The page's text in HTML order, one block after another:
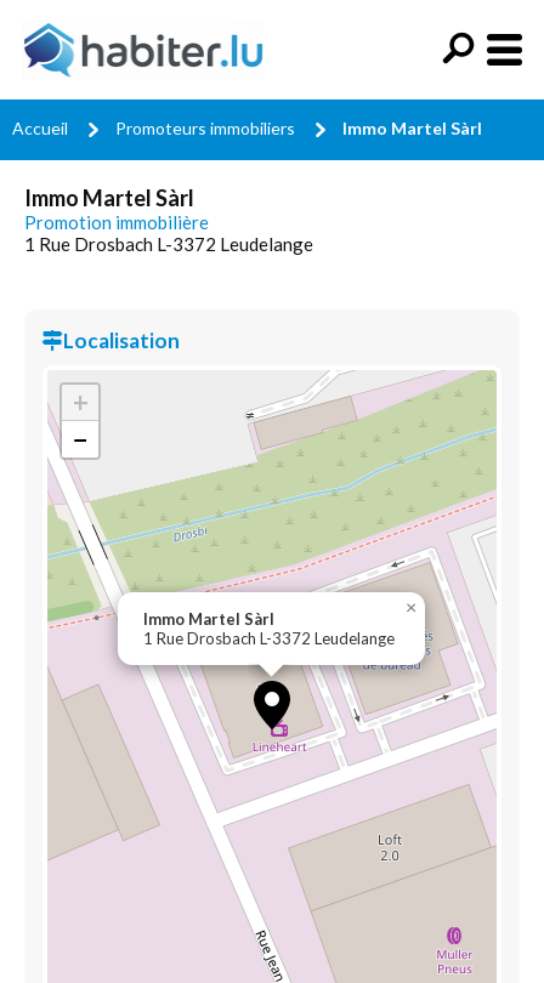
Accueil Promoteurs immobiliers Immo Martel Sàrl
Immo Martel Sàrl
Promotion immobilière
1 Rue Drosbach L-3372 Leudelange
Localisation
Immo Martel Sàrl
1 Rue Drosbach L-3372 Leudelange
×
+
−